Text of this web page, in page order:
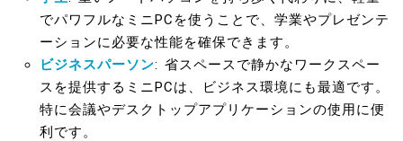
でパワフルなミニPCを使うことで、学業やプレゼンテ
ーションに必要な性能を確保できます。
ビジネスパーソン: 省スペースで静かなワークスペー
スを提供するミニPCは、ビジネス環境にも最適です。
特に会議やデスクトップアプリケーションの使用に便
利です。